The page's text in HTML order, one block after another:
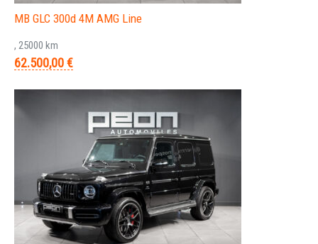
MB GLC 300d 4M AMG Line
, 25000 km
62.500,00 €